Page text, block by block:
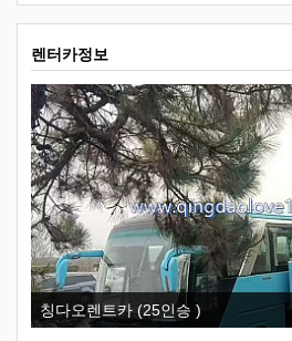
렌터카정보
칭다오렌트카 (25인승 )